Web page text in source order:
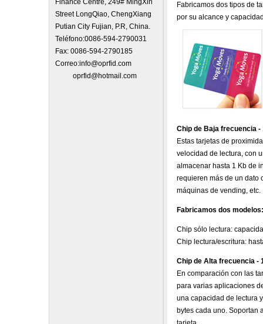
Finance Centre, 249# MingXin
Street LongQiao, ChengXiang
Putian City Fujian, P.R, China.
Teléfono:0086-594-2790031
Fax: 0086-594-2790185
Correo:info@oprfid.com
oprfid@hotmail.com
Fabricamos dos tipos de
por su alcance y
Chip de Baja frecuencia -
Estas tarjetas de
velocidad de lectura, con
almacenar hasta 1 Kb de
requieren más de un dato
máquinas de vending, etc.
Fabricamos dos modelos:
Chip sólo lectura:
Chip lectura/escritura:
Chip de Alta frecuencia -
En comparación con las
para varias aplicaciones
una capacidad de lectura
bytes cada uno. Soportan